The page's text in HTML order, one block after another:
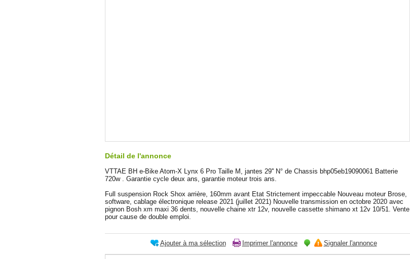
Détail de l'annonce
VTTAE BH e-Bike Atom-X Lynx 6 Pro Taille M, jantes 29'' N° de Chassis bhp05eb19090061 Batterie
720w . Garantie cycle deux ans, garantie moteur trois ans.
Full suspension Rock Shox arrière, 160mm avant Etat Strictement impeccable Nouveau moteur Brose,
software, cablage électronique release 2021 (juillet 2021) Nouvelle transmission en octobre 2020 avec
pignon Bosh xm maxi 36 dents, nouvelle chaine xtr 12v, nouvelle cassette shimano xt 12v 10/51. Vente
pour cause de double emploi.
Ajouter à ma sélection Imprimer l'annonce Signaler l'annonce